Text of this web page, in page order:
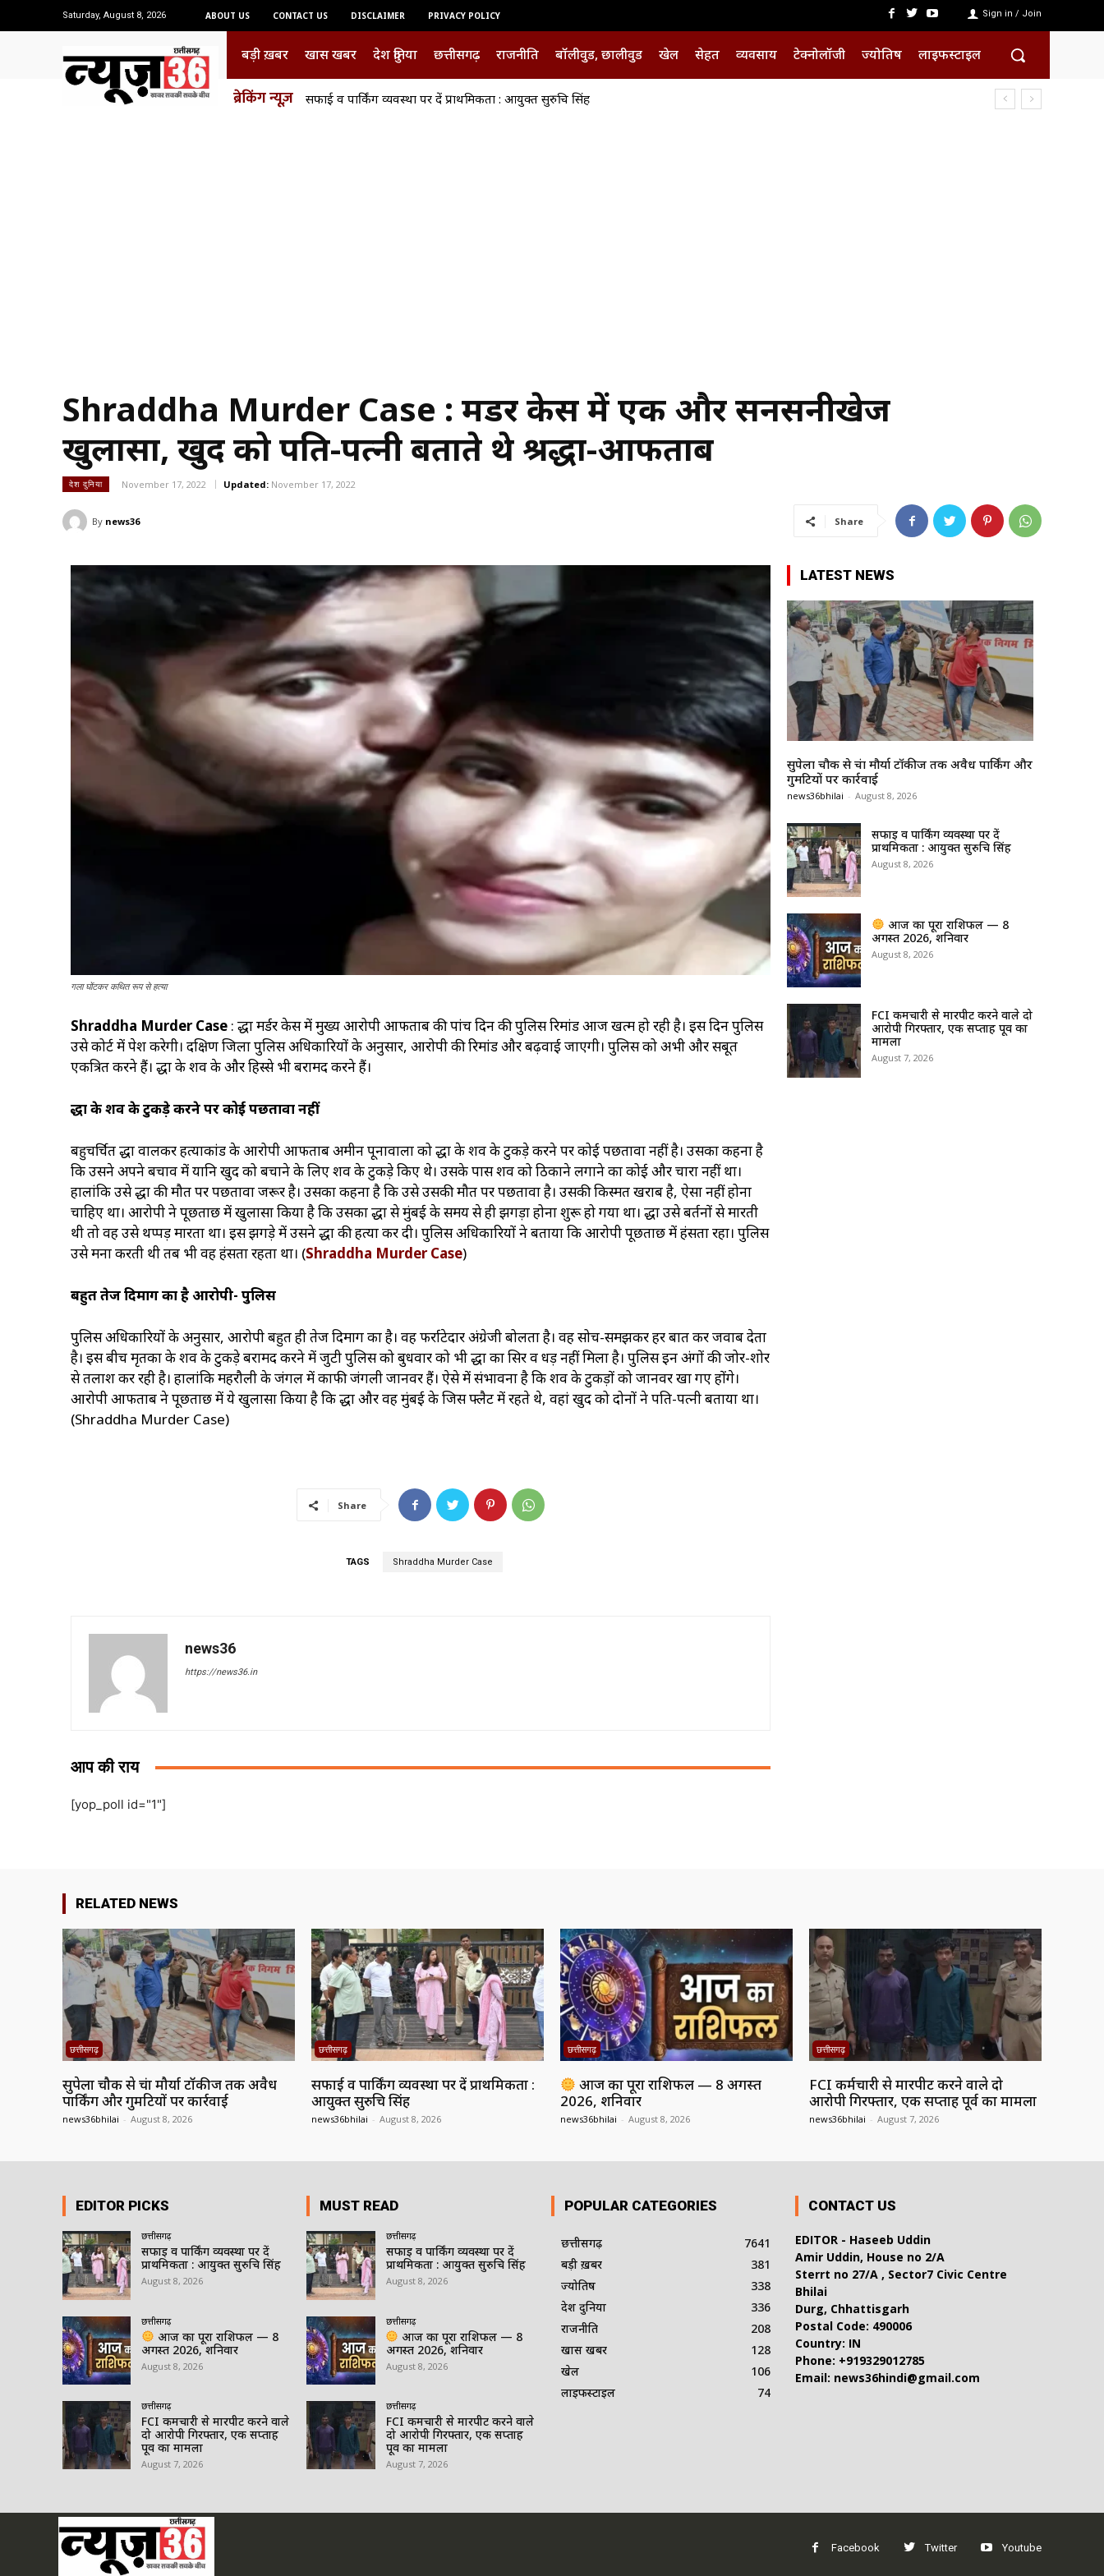
Saturday, August 8, 2026 ABOUT US CONTACT US DISCLAIMER PRIVACY POLICY Sign in / Join
बड़ी ख़बर खास खबर देश दुनिया छत्तीसगढ़ राजनीति बॉलीवुड, छालीवुड खेल सेहत व्यवसाय टेक्नोलॉजी ज्योतिष लाइफस्टाइल
ब्रेकिंग न्यूज़ सफाई व पार्किंग व्यवस्था पर दें प्राथमिकता : आयुक्त सुरुचि सिंह
आज का पूरा राशिफल — 8 अगस्त 2026, शनिवार
Shraddha Murder Case : मर्डर केस में एक और सनसनीखेज
खुलासा, खुद को पति-पत्नी बताते थे श्रद्धा-आफताब
देश दुनिया November 17, 2022 Updated: November 17, 2022
By news36 Share
गला घोंटकर कथित रूप से हत्या
Shraddha Murder Case : श्रद्धा मर्डर केस में मुख्य आरोपी आफताब की पांच दिन की पुलिस रिमांड आज खत्म हो रही है। इस दिन पुलिस
उसे कोर्ट में पेश करेगी। दक्षिण जिला पुलिस अधिकारियों के अनुसार, आरोपी की रिमांड और बढ़वाई जाएगी। पुलिस को अभी और सबूत
एकत्रित करने हैं। श्रद्धा के शव के और हिस्से भी बरामद करने हैं।
श्रद्धा के शव के टुकड़े करने पर कोई पछतावा नहीं
बहुचर्चित श्रद्धा वालकर हत्याकांड के आरोपी आफताब अमीन पूनावाला को श्रद्धा के शव के टुकड़े करने पर कोई पछतावा नहीं है। उसका कहना है
कि उसने अपने बचाव में यानि खुद को बचाने के लिए शव के टुकड़े किए थे। उसके पास शव को ठिकाने लगाने का कोई और चारा नहीं था।
हालांकि उसे श्रद्धा की मौत पर पछतावा जरूर है। उसका कहना है कि उसे उसकी मौत पर पछतावा है। उसकी किस्मत खराब है, ऐसा नहीं होना
चाहिए था। आरोपी ने पूछताछ में खुलासा किया है कि उसका श्रद्धा से मुंबई के समय से ही झगड़ा होना शुरू हो गया था। श्रद्धा उसे बर्तनों से मारती
थी तो वह उसे थप्पड़ मारता था। इस झगड़े में उसने श्रद्धा की हत्या कर दी। पुलिस अधिकारियों ने बताया कि आरोपी पूछताछ में हंसता रहा। पुलिस
उसे मना करती थी तब भी वह हंसता रहता था। (Shraddha Murder Case)
बहुत तेज दिमाग का है आरोपी- पुलिस
पुलिस अधिकारियों के अनुसार, आरोपी बहुत ही तेज दिमाग का है। वह फर्राटेदार अंग्रेजी बोलता है। वह सोच-समझकर हर बात कर जवाब देता
है। इस बीच मृतका के शव के टुकड़े बरामद करने में जुटी पुलिस को बुधवार को भी श्रद्धा का सिर व धड़ नहीं मिला है। पुलिस इन अंगों की जोर-शोर
से तलाश कर रही है। हालांकि महरौली के जंगल में काफी जंगली जानवर हैं। ऐसे में संभावना है कि शव के टुकड़ों को जानवर खा गए होंगे।
आरोपी आफताब ने पूछताछ में ये खुलासा किया है कि श्रद्धा और वह मुंबई के जिस फ्लैट में रहते थे, वहां खुद को दोनों ने पति-पत्नी बताया था।
(Shraddha Murder Case)
Share
TAGS Shraddha Murder Case
news36
https://news36.in
आप की राय
[yop_poll id="1"]
LATEST NEWS
सुपेला चौक से चंद्रा मौर्या टॉकीज तक अवैध पार्किंग और
गुमटियों पर कार्रवाई
news36bhilai - August 8, 2026
सफाई व पार्किंग व्यवस्था पर दें
प्राथमिकता : आयुक्त सुरुचि सिंह
August 8, 2026
आज का पूरा राशिफल — 8
अगस्त 2026, शनिवार
August 8, 2026
FCI कर्मचारी से मारपीट करने वाले दो
आरोपी गिरफ्तार, एक सप्ताह पूर्व का
मामला
August 7, 2026
RELATED NEWS
छत्तीसगढ़
सुपेला चौक से चंद्रा मौर्या टॉकीज तक अवैध
पार्किंग और गुमटियों पर कार्रवाई
news36bhilai - August 8, 2026
छत्तीसगढ़
सफाई व पार्किंग व्यवस्था पर दें प्राथमिकता :
आयुक्त सुरुचि सिंह
news36bhilai - August 8, 2026
छत्तीसगढ़
आज का पूरा राशिफल — 8 अगस्त
2026, शनिवार
news36bhilai - August 8, 2026
छत्तीसगढ़
FCI कर्मचारी से मारपीट करने वाले दो
आरोपी गिरफ्तार, एक सप्ताह पूर्व का मामला
news36bhilai - August 7, 2026
EDITOR PICKS
छत्तीसगढ़
सफाई व पार्किंग व्यवस्था पर दें
प्राथमिकता : आयुक्त सुरुचि सिंह
August 8, 2026
छत्तीसगढ़
आज का पूरा राशिफल — 8
अगस्त 2026, शनिवार
August 8, 2026
छत्तीसगढ़
FCI कर्मचारी से मारपीट करने वाले
दो आरोपी गिरफ्तार, एक सप्ताह
पूर्व का मामला
August 7, 2026
MUST READ
छत्तीसगढ़
सफाई व पार्किंग व्यवस्था पर दें
प्राथमिकता : आयुक्त सुरुचि सिंह
August 8, 2026
छत्तीसगढ़
आज का पूरा राशिफल — 8
अगस्त 2026, शनिवार
August 8, 2026
छत्तीसगढ़
FCI कर्मचारी से मारपीट करने वाले
दो आरोपी गिरफ्तार, एक सप्ताह
पूर्व का मामला
August 7, 2026
POPULAR CATEGORIES
छत्तीसगढ़
7641
बड़ी ख़बर
381
ज्योतिष
338
देश दुनिया
336
राजनीति
208
खास खबर
128
खेल
106
लाइफस्टाइल
74
CONTACT US
EDITOR - Haseeb Uddin
Amir Uddin, House no 2/A
Sterrt no 27/A , Sector7 Civic Centre
Bhilai
Durg, Chhattisgarh
Postal Code: 490006
Country: IN
Phone: +919329012785
Email: news36hindi@gmail.com
Facebook Twitter Youtube